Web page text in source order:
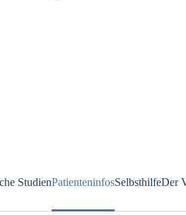
StudienPatienteninfosSelbsthilfeDer